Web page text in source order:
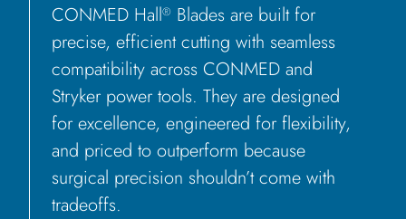
CONMED Hall® Blades are built for
precise, efficient cutting with seamless
compatibility across CONMED and
Stryker power tools. They are designed
for excellence, engineered for flexibility,
and priced to outperform because
surgical precision shouldn’t come with
tradeoffs.